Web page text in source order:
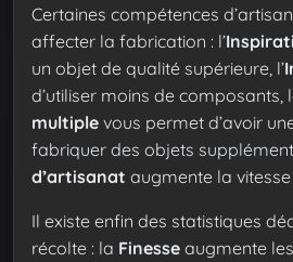
Certaines compétences
affecter la fabrication : l’
un objet de qualité supérieure, l’
d’utiliser moins de composants,
multiple vous permet d’avoir
fabriquer des objets
d’artisanat augmente la
Il existe enfin des statistiques
récolte : la Finesse augmente